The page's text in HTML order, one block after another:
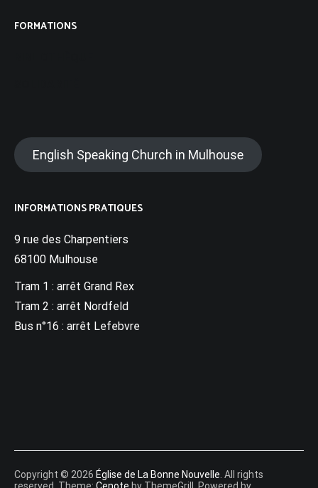
FORMATIONS
English Speaking Church in Mulhouse
INFORMATIONS PRATIQUES
9 rue des Charpentiers
68100 Mulhouse
Tram 1 : arrêt Grand Rex
Tram 2 : arrêt Nordfeld
Bus n°16 : arrêt Lefebvre
Copyright © 2026 Église de La Bonne Nouvelle . All rights
reserved. Theme: Cenote by ThemeGrill. Powered by